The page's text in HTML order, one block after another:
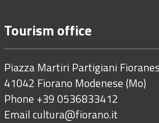
Tourism office
Piazza Martiri Partigiani
41042 Fiorano Modenese (Mo)
Phone +39 0536833412
Email cultura@fiorano.it